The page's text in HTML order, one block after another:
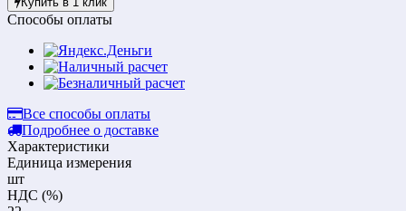
Способы оплаты
Все способы оплаты
Подробнее о доставке
Характеристики
Единица измерения
шт
НДС (%)